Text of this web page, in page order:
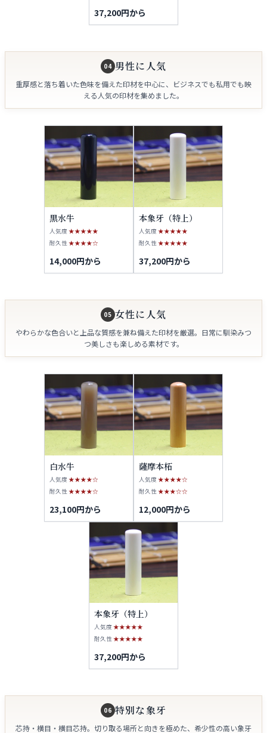
37,200円から
04 男性に人気
重厚感と落ち着いた色味を備えた印材を中心に、ビジネスでも私用でも映
える人気の印材を集めました。
黒水牛
人気度★★★★★
耐久性★★★★☆
14,000円から
本象牙（特上）
人気度★★★★★
耐久性★★★★★
37,200円から
05 女性に人気
やわらかな色合いと上品な質感を兼ね備えた印材を厳選。日常に馴染みつ
つ美しさも楽しめる素材です。
白水牛
人気度★★★★☆
耐久性 ★★★★☆
23,100円から
薩摩本柘
人気度★★★★☆
耐久性 ★★★☆☆
12,000円から
本象牙（特上）
人気度★★★★★
耐久性★★★★★
37,200円から
06 特別な象牙
芯持・横目・横目芯持。切り取る場所と向きを極めた、希少性の高い象牙